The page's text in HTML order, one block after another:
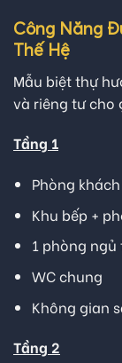
Công Năng
Thế Hệ
Mẫu biệt thự
và riêng tư cho
Tầng 1
Phòng
Khu bếp +
1 phòng
WC chung
Không gian
Tầng 2